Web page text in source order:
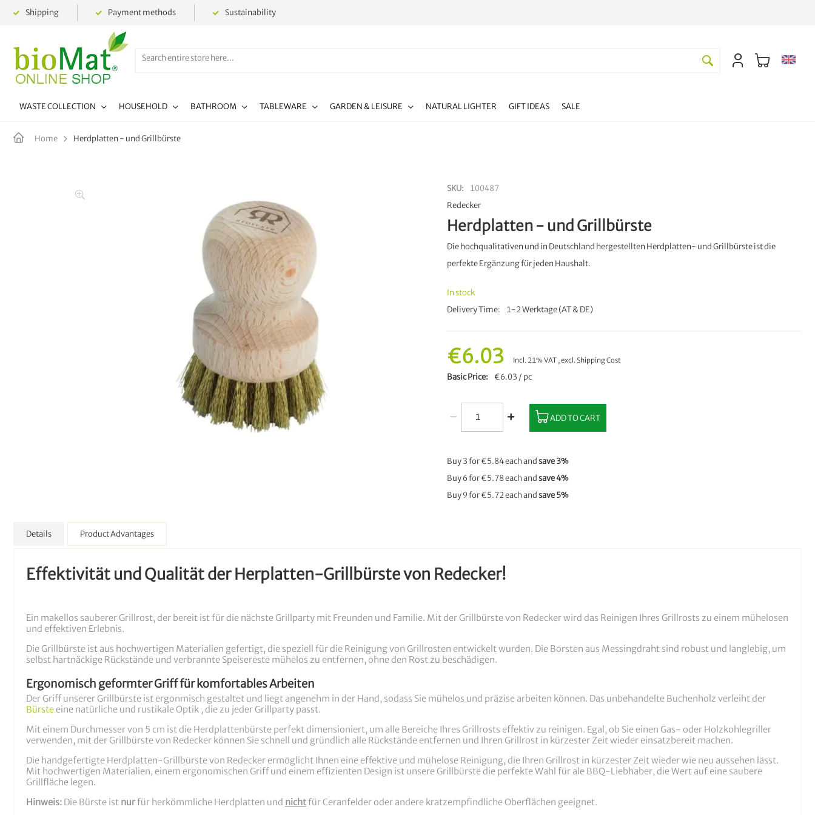
Shipping Payment methods Sustainability
WASTE COLLECTION HOUSEHOLD BATHROOM TABLEWARE GARDEN & LEISURE NATURAL LIGHTER GIFT IDEAS SALE
Home Herdplatten - und Grillbürste
SKU
100487
Redecker
Herdplatten - und Grillbürste
Die hochqualitativen und in Deutschland hergestellten Herdplatten- und Grillbürste ist die
perfekte Ergänzung für jeden Haushalt.
In stock
Delivery Time
1-2 Werktage (AT & DE)
€6.03 Incl. 21% VAT ,excl.Shipping Cost
Basic Price €6.03 / pc
ADD TO CART
Buy 3 for€5.84each andsave3%
Buy 6 for€5.78each andsave4%
Buy 9 for€5.72each andsave5%
Details
Effektivität und Qualität der Herplatten-Grillbürste von Redecker!
Ein makellos sauberer Grillrost, der bereit ist für die nächste Grillparty mit Freunden und Familie. Mit der Grillbürste von Redecker wird das Reinigen Ihres Grillrosts zu einem mühelosen
und effektiven Erlebnis.
Die Grillbürste ist aus hochwertigen Materialien gefertigt, die speziell für die Reinigung von Grillrosten entwickelt wurden. Die Borsten aus Messingdraht sind robust und langlebig, um
selbst hartnäckige Rückstände und verbrannte Speisereste mühelos zu entfernen, ohne den Rost zu beschädigen.
Ergonomisch geformter Griff für komfortables Arbeiten
Der Griff unserer Grillbürste ist ergonmisch gestaltet und liegt angenehm in der Hand, sodass Sie mühelos und präzise arbeiten können. Das unbehandelte Buchenholz verleiht der
Bürste eine natürliche und rustikale Optik , die zu jeder Grillparty passt.
Mit einem Durchmesser von 5 cm ist die Herdplattenbürste perfekt dimensioniert, um alle Bereiche Ihres Grillrosts effektiv zu reinigen. Egal, ob Sie einen Gas- oder Holzkohlegriller
verwenden, mit der Grillbürste von Redecker können Sie schnell und gründlich alle Rückstände entfernen und Ihren Grillrost in kürzester Zeit wieder einsatzbereit machen.
Die handgefertigte Herdplatten-Grillbürste von Redecker ermöglicht Ihnen eine effektive und mühelose Reinigung, die Ihren Grillrost in kürzester Zeit wieder wie neu aussehen lässt.
Mit hochwertigen Materialien, einem ergonomischen Griff und einem effizienten Design ist unsere Grillbürste die perfekte Wahl für ale BBQ-Liebhaber, die Wert auf eine saubere
Grillfläche legen.
Hinweis: Die Bürste ist nurfür herkömmliche Herdplatten und nichtfür Ceranfelder oder andere kratzempfindliche Oberflächen geeignet.
Product Advantages